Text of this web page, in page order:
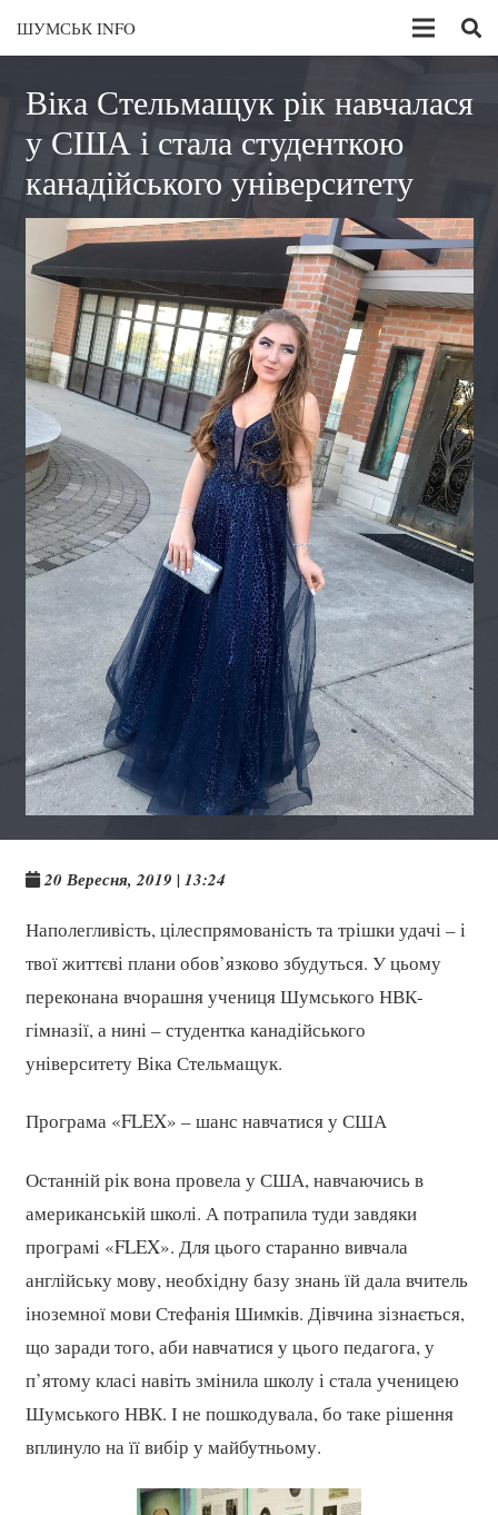
ШУМСЬК INFO
Віка Стельмащук рік навчалася
у США і стала студенткою
канадійського університету
20 Вересня, 2019 | 13:24
Наполегливість, цілеспрямованість та трішки удачі – і
твої життєві плани обов’язково збудуться. У цьому
переконана вчорашня учениця Шумського НВК-
гімназії, а нині – студентка канадійського
університету Віка Стельмащук.
Програма «FLEX» – шанс навчатися у США
Останній рік вона провела у США, навчаючись в
американській школі. А потрапила туди завдяки
програмі «FLEX». Для цього старанно вивчала
англійську мову, необхідну базу знань їй дала вчитель
іноземної мови Стефанія Шимків. Дівчина зізнається,
що заради того, аби навчатися у цього педагога, у
п’ятому класі навіть змінила школу і стала ученицею
Шумського НВК. І не пошкодувала, бо таке рішення
вплинуло на її вибір у майбутньому.